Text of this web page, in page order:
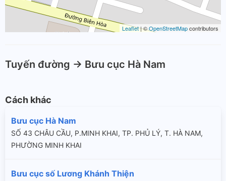
Leaflet| ©OpenStreetMapcontributors
Tuyến đường -> Bưu cục Hà Nam
Cách khác
Bưu cục Hà Nam
SỐ 43 CHÂU CẦU, P.MINH KHAI, TP. PHỦ LÝ, T. HÀ NAM,
PHƯỜNG MINH KHAI
Bưu cục số Lương Khánh Thiện